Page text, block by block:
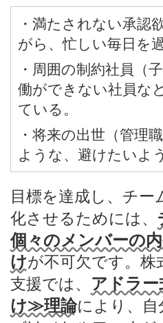
・満たされない承認
がら、忙しい毎日を
・周囲の制約社員（
働ができない社員な
ている。
・将来の出世（管理
ような、避けたいよ
目標を達成し、チー
化させるためには、
個々のメンバーの
けが不可欠です。株
支援では、 アドラ
け≫理論により、自